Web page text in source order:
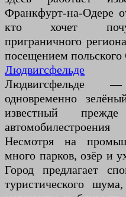
Франкфурт-на-Одере
кто хочет
приграничного
посещением польского
Людвигсфельде
Людвигсфельде
одновременно
известный
Несмотря на
много парков, озёр и
Город предлагает
туристического